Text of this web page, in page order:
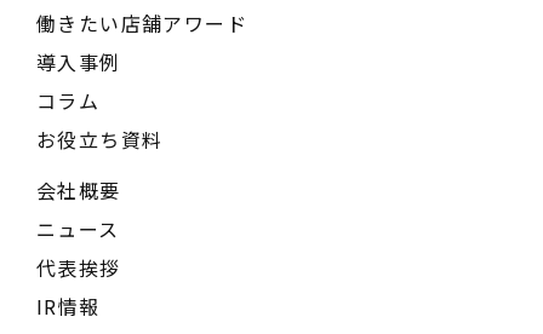
働きたい店舗アワード
導入事例
コラム
お役立ち資料
会社概要
ニュース
代表挨拶
IR情報